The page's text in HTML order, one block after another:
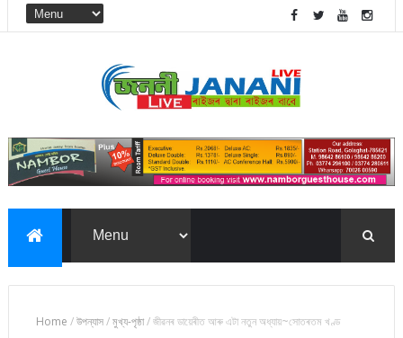
Home /উপন্যাস/মুখ্য-পৃষ্ঠা/জীৱনৰ ডায়েৰীত আৰু এটা নতুন অধ্যায়~সোতৰতম খণ্ড